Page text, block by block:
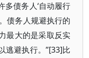
多债务人‘自动履行
债务人规避执行的
最大的是采取反实
逃避执行。”[33]比